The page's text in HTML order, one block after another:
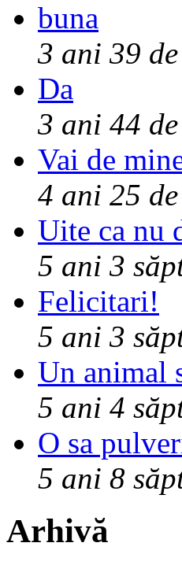
buna
3 ani 39
Da
3 ani 44
Vai de
4 ani 25
Uite ca nu
5 ani 3
Felicitari!
5 ani 3
Un animal
5 ani 4
O sa
5 ani 8
Arhivă